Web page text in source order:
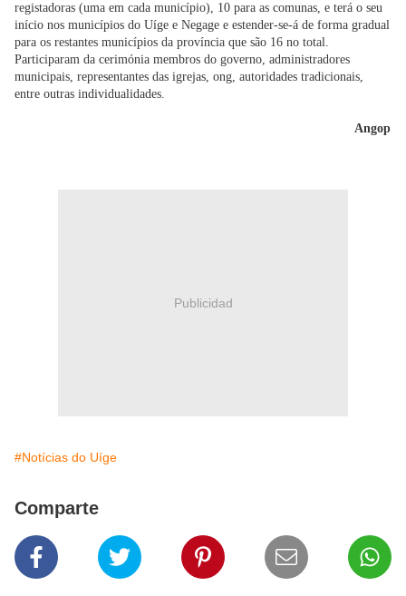
registadoras (uma em cada município), 10 para as comunas, e terá o seu
início nos municípios do Uíge e Negage e estender-se-á de forma gradual
para os restantes municípios da província que são 16 no total.
Participaram da cerimónia membros do governo, administradores
municipais, representantes das igrejas, ong, autoridades tradicionais,
entre outras individualidades.
Angop
Publicidad
#Notícias do Uíge
Comparte